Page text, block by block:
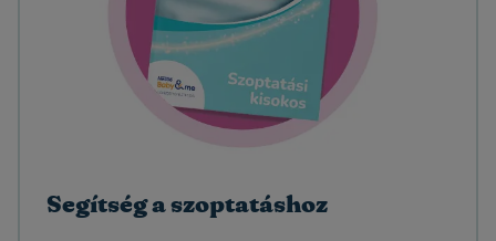
Segítség a szoptatáshoz